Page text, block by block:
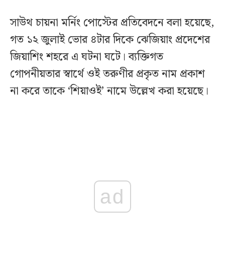
সাউথ চায়না মর্নিং পোস্টের প্রতিবেদনে বলা হয়েছে,
গত ১২ জুলাই ভোর ৪টার দিকে ঝেজিয়াং প্রদেশের
জিয়াশিং শহরে এ ঘটনা ঘটে। ব্যক্তিগত
গোপনীয়তার স্বার্থে ওই তরুণীর প্রকৃত নাম প্রকাশ
না করে তাকে ‘শিয়াওই’ নামে উল্লেখ করা হয়েছে।
ad